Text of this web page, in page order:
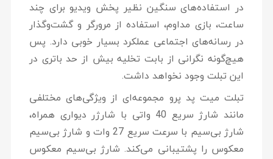
در استفاده‌های سنگین نظیر پخش ویدیو برای چند
ساعت، بازی مداوم، استفاده از مرورگر و گشت‌وگذار
در رسانه‌های اجتماعی عملکرد بسیار خوبی دارد. پس
هیچ‌گونه نگرانی از بابت تخلیه بیش از حد باتری در
این تبلت وجود نخواهد داشت.
تبلت میت پد پرو مجموعه‌ای از ویژگی‌های مختلفی
مانند شارژ سریع 40 واتی با شارژر دیواری همراه،
شارژ بی‌سیم با سرعت سریع 27 وات و شارژ بی‌سیم
معکوس را پشتیبانی می‌کند. شارژ بی‌سیم معکوس